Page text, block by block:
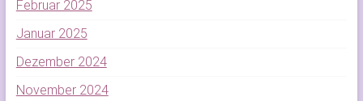
Februar 2025
Januar 2025
Dezember 2024
November 2024